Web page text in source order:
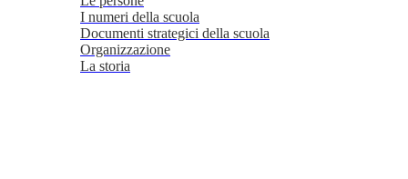
I numeri della scuola
Documenti strategici della scuola
Organizzazione
La storia